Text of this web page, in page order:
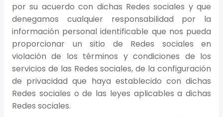
por su acuerdo con dichas Redes sociales y que
denegamos cualquier responsabilidad por la
información personal identificable que nos pueda
proporcionar un sitio de Redes sociales en
violación de los términos y condiciones de los
servicios de las Redes sociales, de la configuración
de privacidad que haya establecido con dichas
Redes sociales o de las leyes aplicables a dichas
Redes sociales.